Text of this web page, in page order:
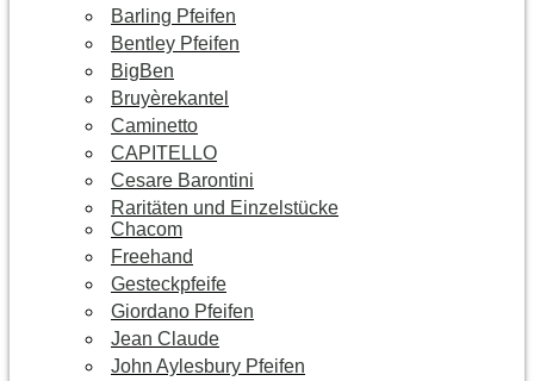
Barling Pfeifen
Bentley Pfeifen
BigBen
Bruyèrekantel
Caminetto
CAPITELLO
Cesare Barontini
Raritäten und Einzelstücke
Chacom
Freehand
Gesteckpfeife
Giordano Pfeifen
Jean Claude
John Aylesbury Pfeifen